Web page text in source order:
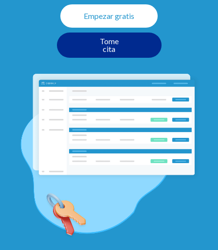
Empezar gratis
Tome
cita